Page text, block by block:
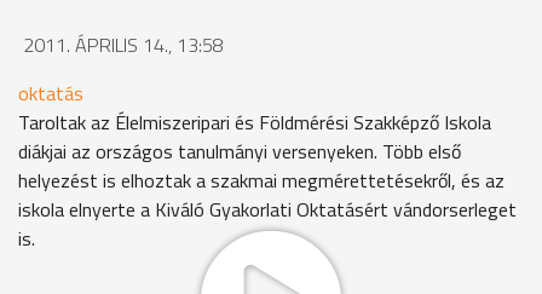
2011. ÁPRILIS 14., 13:58
oktatás
Taroltak az Élelmiszeripari és Földmérési Szakképző Iskola
diákjai az országos tanulmányi versenyeken. Több első
helyezést is elhoztak a szakmai megmérettetésekről, és az
iskola elnyerte a Kiváló Gyakorlati Oktatásért vándorserleget
is.